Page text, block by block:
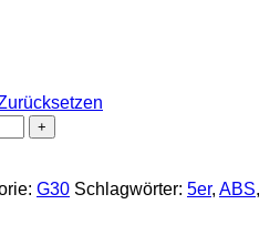
G30 Schlagwörter: 5er, ABS,